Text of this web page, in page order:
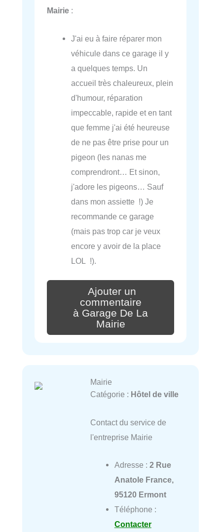
Mairie :
J'ai eu à faire réparer mon
véhicule dans ce garage il y
a quelques temps. Un
accueil très chaleureux, plein
d'humour, réparation
impeccable, rapide et en tant
que femme j'ai été heureuse
de ne pas être prise pour un
pigeon (les nanas me
comprendront… Et sinon,
j'adore les pigeons… Sauf
dans mon assiette !) Je
recommande ce garage
(mais pas trop car je veux
encore y avoir de la place
LOL !).
Ajouter un
commentaire
à Garage De La
Mairie
Mairie
Catégorie : Hôtel de ville
Contact du service de
l'entreprise Mairie
Adresse : 2 Rue
Anatole France,
95120 Ermont
Téléphone :
Contacter